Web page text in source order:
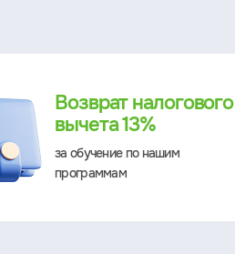
Возврат налогового
вычета 13%
за обучение по нашим
программам